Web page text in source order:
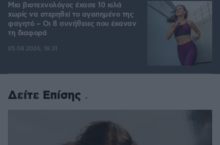
Μια βιοτεχνολόγος έχασε 10 κιλά
χωρίς να στερηθεί το αγαπημένο της
φαγητό – Οι 8 συνήθειες που έκαναν
τη διαφορά
05.08.2026, 18:31
Δείτε Επίσης